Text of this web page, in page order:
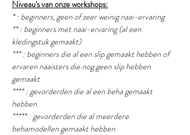
Niveau's van onze workshops:
* : beginners, geen of zeer weinig naai-ervaring
** : beginners met naai-ervaring (al een
kledingstuk gemaakt)
*** : beginners die al een slip gemaakt hebben of
ervaren naaisters die nog geen slip hebben
gemaakt
**** : gevorderden die al een beha gemaakt
hebben
***** : gevorderden die al meerdere
behamodellen gemaakt hebben